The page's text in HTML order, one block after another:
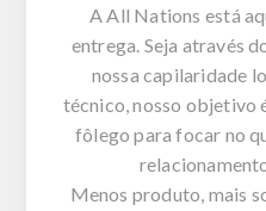
AAll Nations está
entrega. Seja através
nossa capilaridade
técnico, nosso objetivo
fôlego para focar no
Menos produto, mais